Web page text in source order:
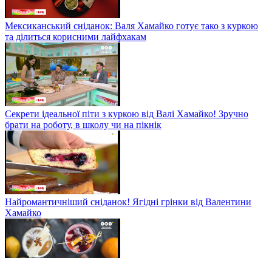
Мексиканський сніданок: Валя Хамайко готує тако з куркою
та ділиться корисними лайфхакам
Секрети ідеальної піти з куркою від Валі Хамайко! Зручно
брати на роботу, в школу чи на пікнік
Найромантичніший сніданок! Ягідні грінки від Валентини
Хамайко